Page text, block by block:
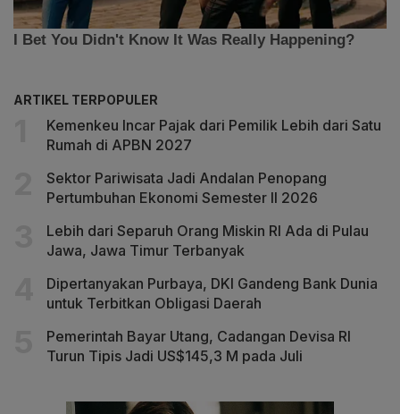
ARTIKEL TERPOPULER
Kemenkeu Incar Pajak dari Pemilik Lebih dari Satu
Rumah di APBN 2027
Sektor Pariwisata Jadi Andalan Penopang
Pertumbuhan Ekonomi Semester II 2026
Lebih dari Separuh Orang Miskin RI Ada di Pulau
Jawa, Jawa Timur Terbanyak
Dipertanyakan Purbaya, DKI Gandeng Bank Dunia
untuk Terbitkan Obligasi Daerah
Pemerintah Bayar Utang, Cadangan Devisa RI
Turun Tipis Jadi US$145,3 M pada Juli